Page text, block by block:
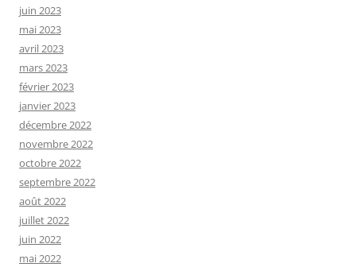
juin 2023
mai 2023
avril 2023
mars 2023
février 2023
janvier 2023
décembre 2022
novembre 2022
octobre 2022
septembre 2022
août 2022
juillet 2022
juin 2022
mai 2022